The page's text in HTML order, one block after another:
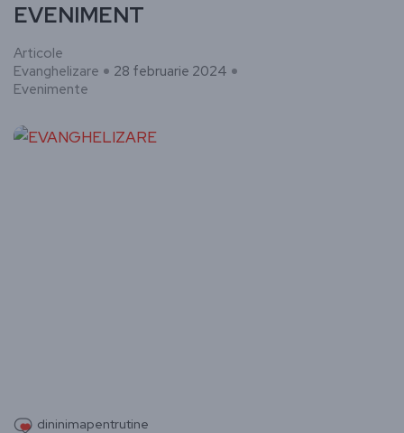
EVENIMENT
Articole
Evanghelizare
Evenimente
28 februarie 2024
dininimapentrutine